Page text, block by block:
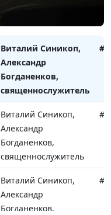
Богданенков,
священнослужитель
Виталий Синикоп,
Александр
Богданенков,
священнослужитель
Виталий Синикоп,
Александр
Богданенков,
священнослужитель
Виталий Синикоп,
Александр
Богданенков,